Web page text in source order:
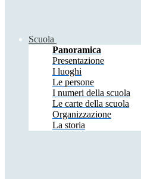
Scuola
Panoramica
Presentazione
I luoghi
Le persone
I numeri della scuola
Le carte della scuola
Organizzazione
La storia